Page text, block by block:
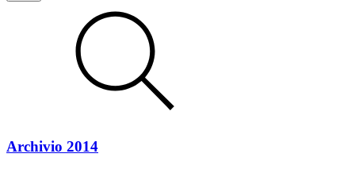
Archivio 2014